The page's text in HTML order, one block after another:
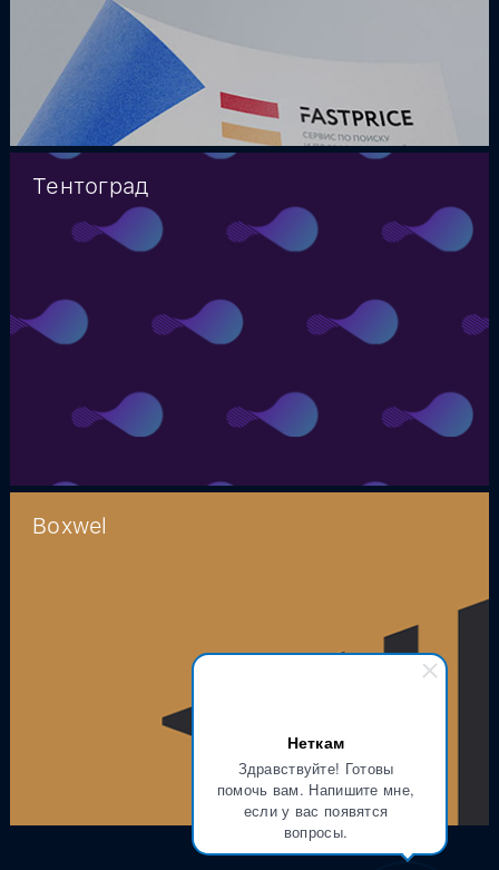
Неткам
Здравствуйте! Готовы
помочь вам. Напишите мне,
если у вас появятся
вопросы.
Тентоград
Boxwel